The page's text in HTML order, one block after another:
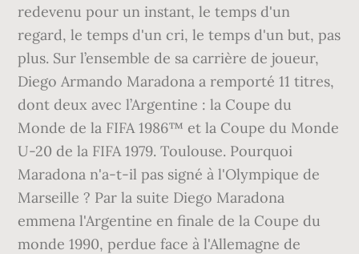
redevenu pour un instant, le temps d'un
regard, le temps d'un cri, le temps d'un but, pas
plus. Sur l’ensemble de sa carrière de joueur,
Diego Armando Maradona a remporté 11 titres,
dont deux avec l’Argentine : la Coupe du
Monde de la FIFA 1986™ et la Coupe du Monde
U-20 de la FIFA 1979. Toulouse. Pourquoi
Maradona n'a-t-il pas signé à l'Olympique de
Marseille ? Par la suite Diego Maradona
emmena l'Argentine en finale de la Coupe du
monde 1990, perdue face à l'Allemagne de